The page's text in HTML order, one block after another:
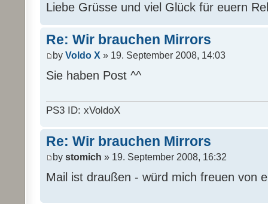
Liebe Grüsse und viel Glück für euern
Re: Wir brauchen Mirrors
by Voldo X » 19. September 2008, 14:03
Sie haben Post ^^
PS3 ID: xVoldoX
Re: Wir brauchen Mirrors
by stomich » 19. September 2008, 16:32
Mail ist draußen - würd mich freuen von